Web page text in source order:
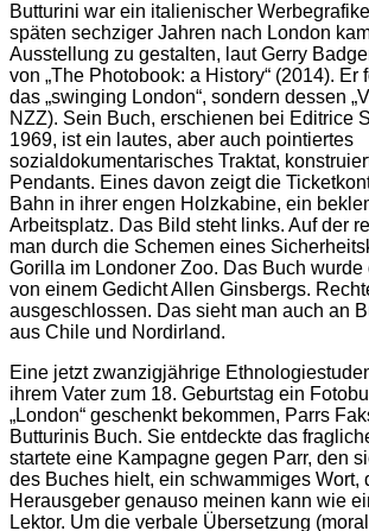
Butturini war ein italienischer
späten sechziger Jahren nach London
Ausstellung zu gestalten, laut Gerry
von „The Photobook: a History“ (2014). Er
das „swinging London“, sondern dessen
NZZ). Sein Buch, erschienen bei Editrice
1969, ist ein lautes, aber auch pointiertes
sozialdokumentarisches Traktat,
Pendants. Eines davon zeigt die
Bahn in ihrer engen Holzkabine, ein
Arbeitsplatz. Das Bild steht links. Auf der
man durch die Schemen eines
Gorilla im Londoner Zoo. Das Buch
von einem Gedicht Allen Ginsbergs.
ausgeschlossen. Das sieht man auch an
aus Chile und Nordirland.
Eine jetzt zwanzigjährige
ihrem Vater zum 18. Geburtstag ein
„London“ geschenkt bekommen, Parrs
Butturinis Buch. Sie entdeckte das
startete eine Kampagne gegen Parr, den
des Buches hielt, ein schwammiges Wort,
Herausgeber genauso meinen kann wie
Lektor. Um die verbale Übersetzung